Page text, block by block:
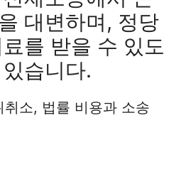
대변하며, 정당
를 받을 수 있도
습니다.
소, 법률 비용과 소송